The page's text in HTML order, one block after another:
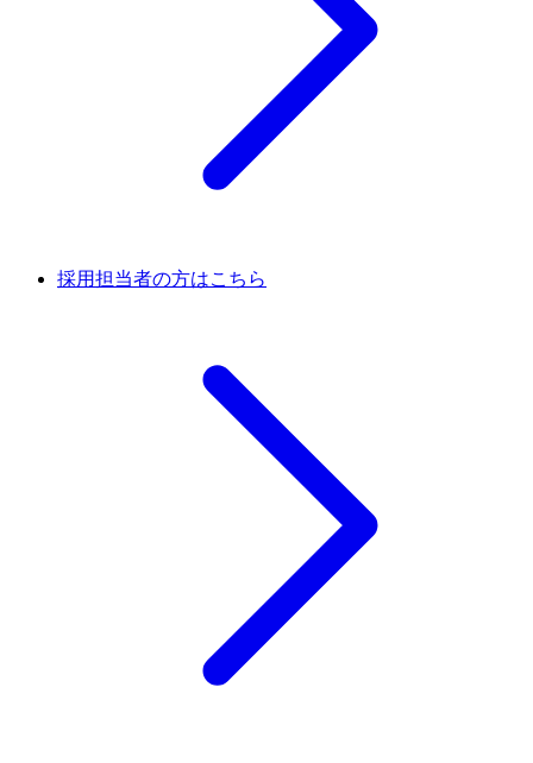
採用担当者の方はこちら